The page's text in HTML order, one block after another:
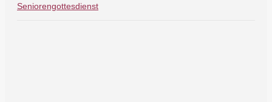
Seniorengottesdienst